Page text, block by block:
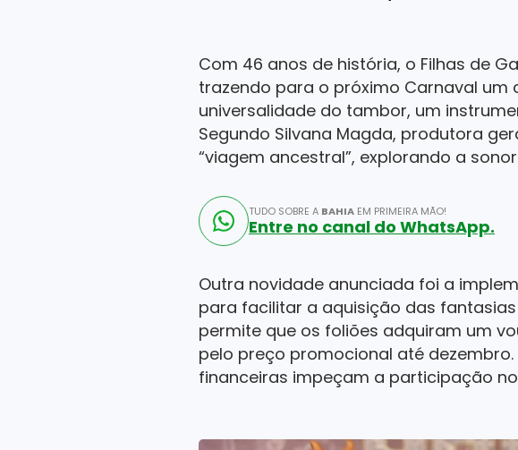
Com 46 anos de história, o Filhas de
trazendo para o próximo Carnaval
universalidade do tambor, um
Segundo Silvana Magda, produtora
“viagem ancestral”, explorando a
TUDO SOBRE A BAHIA EM PRIMEIRA MÃO!
Entre no canal do WhatsApp.
Outra novidade anunciada foi a
para facilitar a aquisição das
permite que os foliões adquiram um
pelo preço promocional até
financeiras impeçam a participação